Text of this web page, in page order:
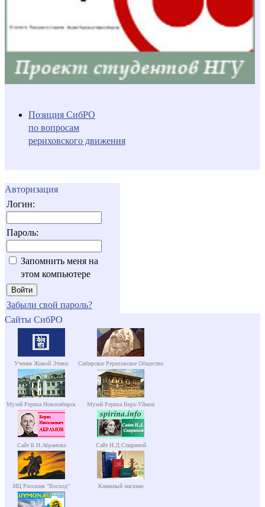
Позиция СибРО
по вопросам
рериховского движения
Авторизация
Логин:
Пароль:
Запомнить меня на
этом компьютере
Забыли свой пароль?
Сайты СибРО
Учение Живой Этики Сибирское Рериховское Общество
Музей Рериха Новосибирск Музей Рериха Верх-Уймон
Сайт Б.Н.Абрамова Сайт Н.Д.Спириной
ИЦ Россазия "Восход" Книжный магазин